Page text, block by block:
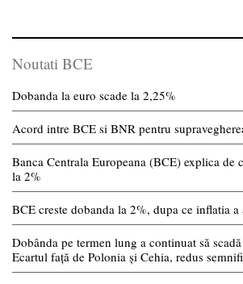
Noutati BCE
Dobanda la euro scade la 2,25%
Acord intre BCE si BNR pentru
Banca Centrala Europeana (BCE) explica de
la 2%
BCE creste dobanda la 2%, dupa ce inflatia
Dobânda pe termen lung a continuat să
Ecartul față de Polonia și Cehia, redus